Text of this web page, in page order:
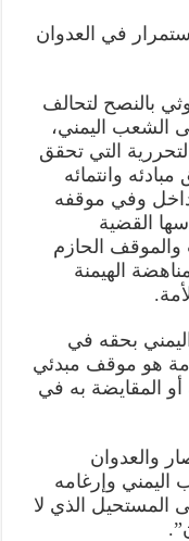
في العدوان
بالنصح لتحالف
الشعب اليمني،
التي تحقق
وانتمائه
وفي موقفه
القضية
والموقف الحازم
الهيمنة
بحقه في
هو موقف مبدئي
أو المقايضة به في
والعدوان
اليمني وإرغامه
المستحيل الذي لا